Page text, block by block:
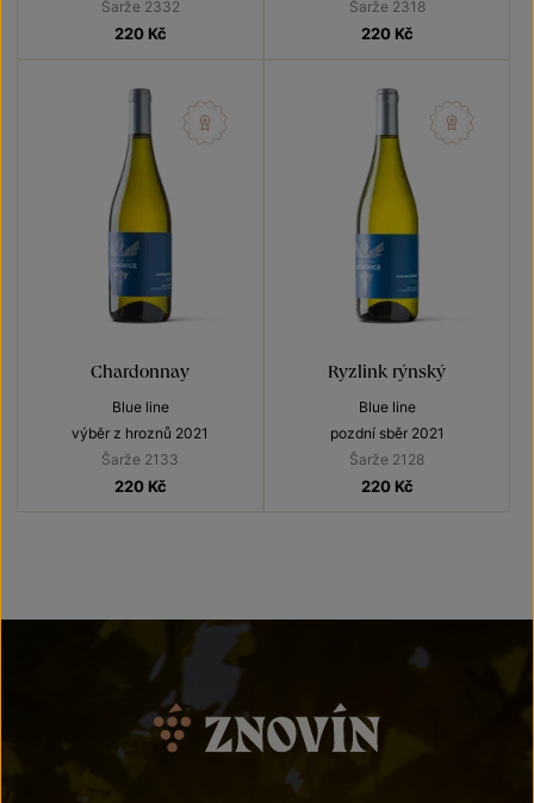
Šarže 2332
220 Kč
Šarže 2318
220 Kč
Chardonnay
Blue line
výběr z hroznů 2021
Šarže 2133
220 Kč
Ryzlink rýnský
Blue line
pozdní sběr 2021
Šarže 2128
220 Kč